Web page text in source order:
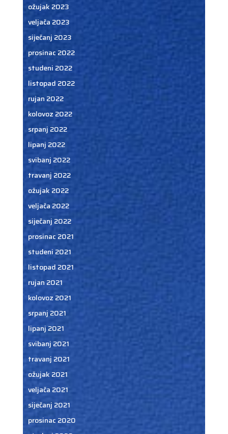
ožujak 2023
veljača 2023
siječanj 2023
prosinac 2022
studeni 2022
listopad 2022
rujan 2022
kolovoz 2022
srpanj 2022
lipanj 2022
svibanj 2022
travanj 2022
ožujak 2022
veljača 2022
siječanj 2022
prosinac 2021
studeni 2021
listopad 2021
rujan 2021
kolovoz 2021
srpanj 2021
lipanj 2021
svibanj 2021
travanj 2021
ožujak 2021
veljača 2021
siječanj 2021
prosinac 2020